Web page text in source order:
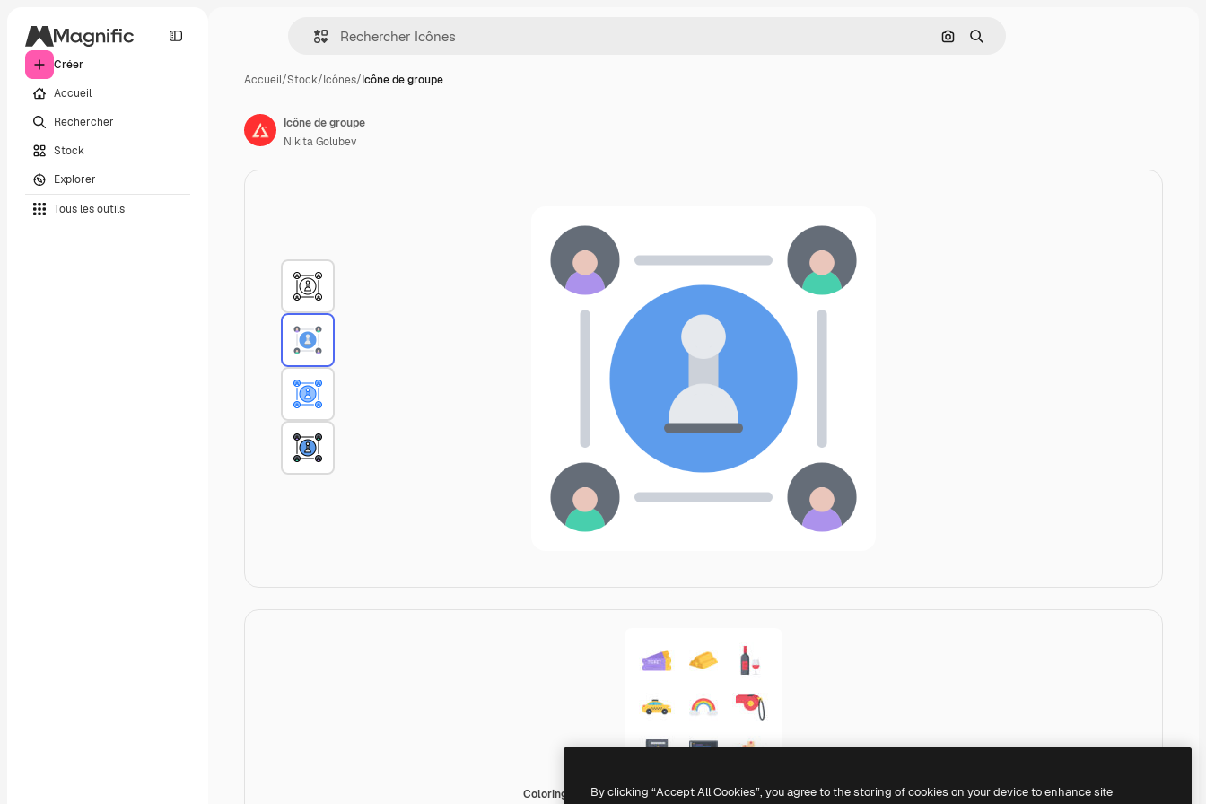
Créer
Accueil
Rechercher
Stock
Explorer
Tous les outils
Rechercher par image
Rechercher
Accueil/Stock/Icônes/Icône de groupe
Coloring Flat
Icône de groupe
Nikita Golubev
By clicking “Accept All Cookies”, you agree to the storing of cookies on your device to enhance site